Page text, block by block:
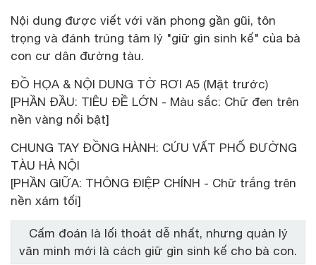
Nội dung được viết với văn phong gần gũi, tôn
trọng và đánh trúng tâm lý "giữ gìn sinh kế" của bà
con cư dân đường tàu.
ĐỒ HỌA & NỘI DUNG TỜ RƠI A5 (Mặt trước)
[PHẦN ĐẦU: TIÊU ĐỀ LỚN - Màu sắc: Chữ đen trên
nền vàng nổi bật]
CHUNG TAY ĐỒNG HÀNH: CỨU VẤT PHỐ ĐƯỜNG
TÀU HÀ NỘI
[PHẦN GIỮA: THÔNG ĐIỆP CHÍNH - Chữ trắng trên
nền xám tối]
Cấm đoán là lối thoát dễ nhất, nhưng quản lý
văn minh mới là cách giữ gìn sinh kế cho bà con.